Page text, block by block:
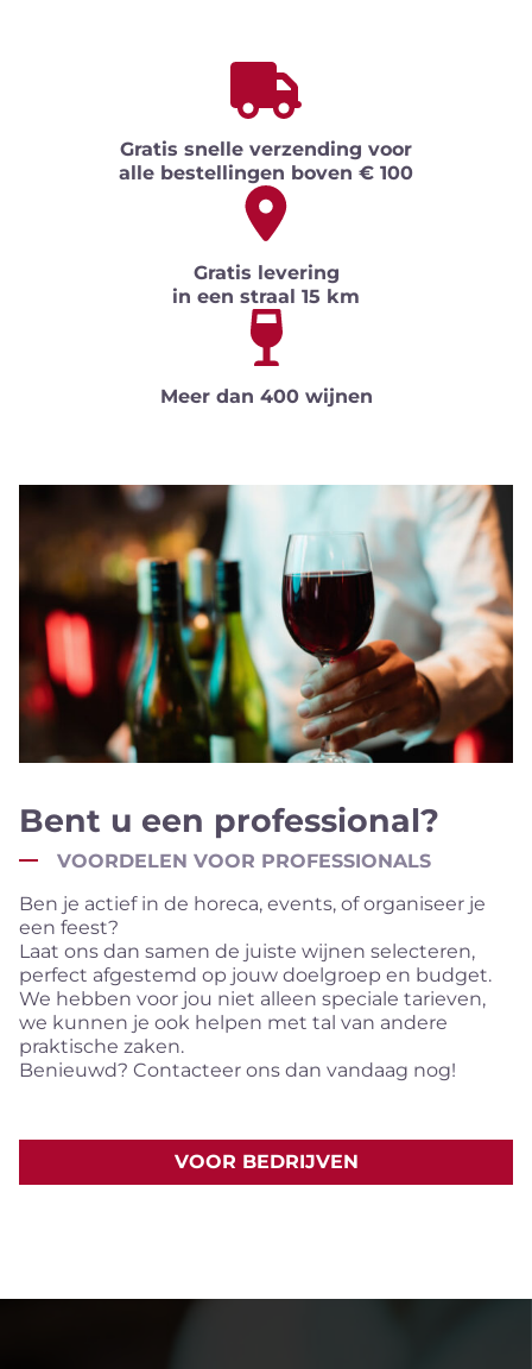
Gratis snelle verzending voor
alle bestellingen boven € 100
Gratis levering
in een straal 15 km
Meer dan 400 wijnen
Bent u een professional?
VOORDELEN VOOR PROFESSIONALS
Ben je actief in de horeca, events, of organiseer je
een feest?
Laat ons dan samen de juiste wijnen selecteren,
perfect afgestemd op jouw doelgroep en budget.
We hebben voor jou niet alleen speciale tarieven,
we kunnen je ook helpen met tal van andere
praktische zaken.
Benieuwd? Contacteer ons dan vandaag nog!
VOOR BEDRIJVEN